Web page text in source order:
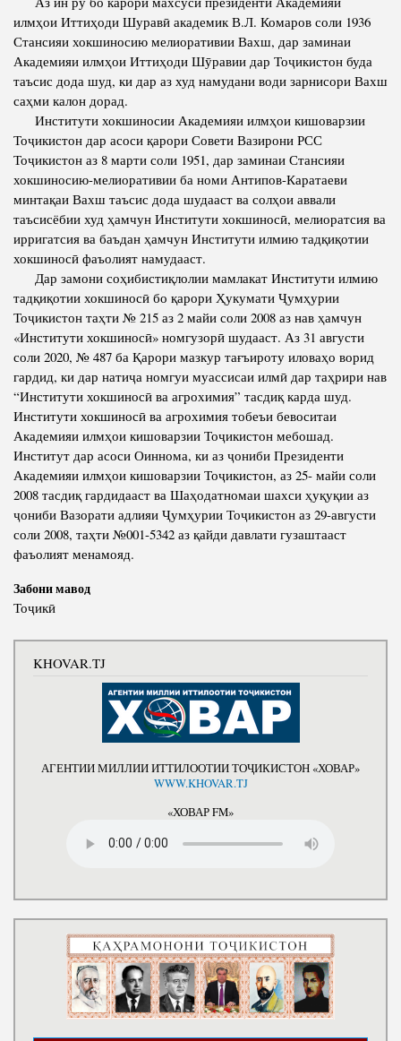
Салоҳият
Китобҳо
Хадамоти матбуот
ПРЕЗИДЕНТИ ҶУМҲУРИИ ТОҶИКИСТОН
Сохтори Институт
илмҳои Иттиҳоди Шуравӣ академик В.Л. Комаров соли 1936
Стансияи хокшиносию мелиоративии Вахш, дар заминаи
Академияи илмҳои Иттиҳоди Шӯравии дар Тоҷикистон буда
таъсис дода шуд, ки дар аз худ намудани води зарнисори Вахш
саҳми калон дорад.
Институти хокшиносии Академияи илмҳои кишоварзии
Тоҷикистон дар асоси қарори Совети Вазирони РСС
Тоҷикистон аз 8 марти соли 1951, дар заминаи Стансияи
хокшиносию-мелиоративии ба номи Антипов-Каратаеви
минтақаи Вахш таъсис дода шудааст ва солҳои аввали
таъсисёбии худ ҳамчун Институти хокшиносӣ, мелиоратсия ва
ирригатсия ва баъдан ҳамчун Институти илмию тадқиқотии
хокшиносӣ фаъолият намудааст.
Дар замони соҳибистиқлолии мамлакат Институти илмию
тадқиқотии хокшиносӣ бо қарори Ҳукумати Ҷумҳурии
Тоҷикистон таҳти № 215 аз 2 майи соли 2008 аз нав ҳамчун
«Институти хокшиносӣ» номгузорӣ шудааст. Аз 31 августи
соли 2020, № 487 ба Қарори мазкур тағъироту иловаҳо ворид
гардид, ки дар натиҷа номгуи муассисаи илмӣ дар таҳрири нав
“Институти хокшиносӣ ва агрохимия” тасдиқ карда шуд.
Институти хокшиносӣ ва агрохимия тобеъи бевоситаи
Академияи илмҳои кишоварзии Тоҷикистон мебошад.
Институт дар асоси Оиннома, ки аз ҷониби Президенти
Академияи илмҳои кишоварзии Тоҷикистон, аз 25- майи соли
2008 тасдиқ гардидааст ва Шаҳодатномаи шахси ҳуқуқии аз
ҷониби Вазорати адлияи Ҷумҳурии Тоҷикистон аз 29-августи
соли 2008, таҳти №001-5342 аз қайди давлати гузаштааст
фаъолият менамояд.
Забони мавод
Тоҷикӣ
KHOVAR.TJ
АГЕНТИИ МИЛЛИИ ИТТИЛООТИИ ТОҶИКИСТОН «ХОВАР»
WWW.KHOVAR.TJ
«ХОВАР FM»